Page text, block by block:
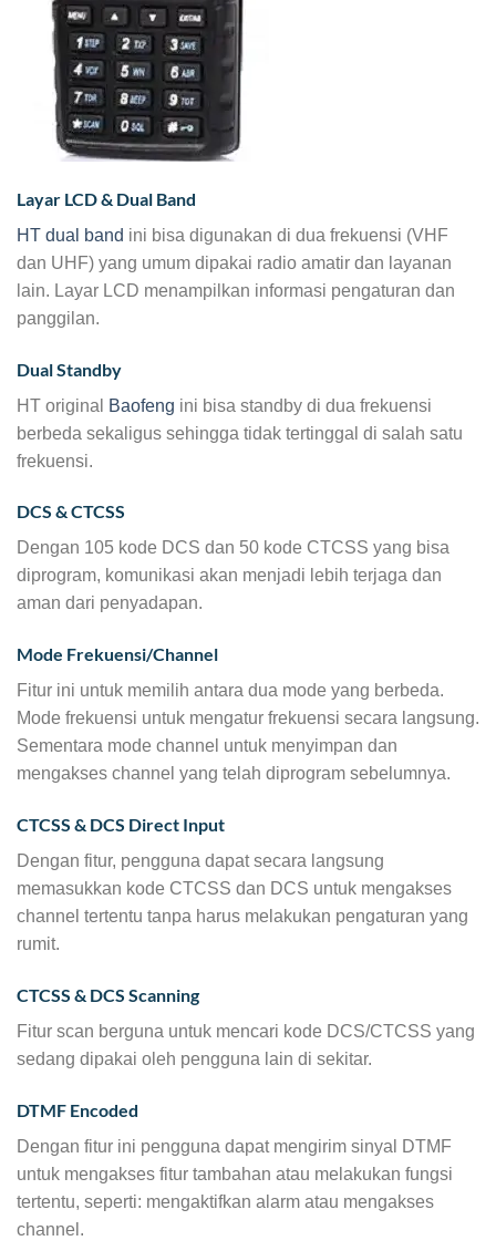
Layar LCD & Dual Band
HT dual band ini bisa digunakan di dua frekuensi (VHF
dan UHF) yang umum dipakai radio amatir dan layanan
lain. Layar LCD menampilkan informasi pengaturan dan
panggilan.
Dual Standby
HT original Baofeng ini bisa standby di dua frekuensi
berbeda sekaligus sehingga tidak tertinggal di salah satu
frekuensi.
DCS & CTCSS
Dengan 105 kode DCS dan 50 kode CTCSS yang bisa
diprogram, komunikasi akan menjadi lebih terjaga dan
aman dari penyadapan.
Mode Frekuensi/Channel
Fitur ini untuk memilih antara dua mode yang berbeda.
Mode frekuensi untuk mengatur frekuensi secara langsung.
Sementara mode channel untuk menyimpan dan
mengakses channel yang telah diprogram sebelumnya.
CTCSS & DCS Direct Input
Dengan fitur, pengguna dapat secara langsung
memasukkan kode CTCSS dan DCS untuk mengakses
channel tertentu tanpa harus melakukan pengaturan yang
rumit.
CTCSS & DCS Scanning
Fitur scan berguna untuk mencari kode DCS/CTCSS yang
sedang dipakai oleh pengguna lain di sekitar.
DTMF Encoded
Dengan fitur ini pengguna dapat mengirim sinyal DTMF
untuk mengakses fitur tambahan atau melakukan fungsi
tertentu, seperti: mengaktifkan alarm atau mengakses
channel.